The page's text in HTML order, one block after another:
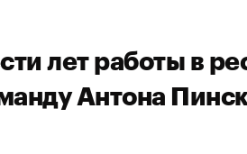
лет работы в
Антона